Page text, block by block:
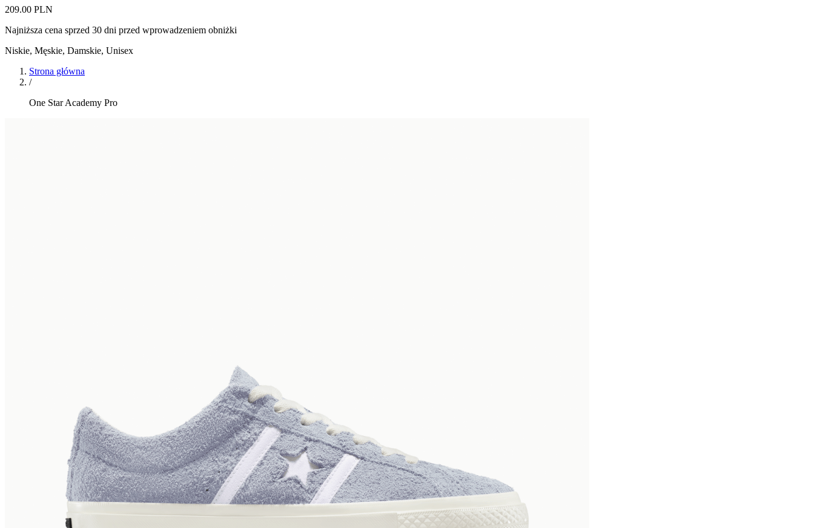
209.00 PLN
Najniższa cena sprzed 30 dni przed wprowadzeniem obniżki
Niskie, Męskie, Damskie, Unisex
Strona główna
/
One Star Academy Pro